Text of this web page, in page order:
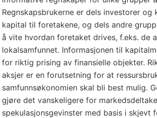
Regnskapsbrukerne er dels investorer
kapital til foretakene, og dels andre
å vite hvordan foretaket drives, f.eks. de
lokalsamfunnet. Informasjonen til
for riktig prising av finansielle objekter.
aksjer er en forutsetning for at
samfunnsøkonomien skal bli best mulig.
gjøre det vanskeligere for
spekulasjonsgevinster med basis i skjevt